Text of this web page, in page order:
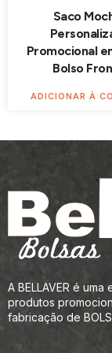
Saco
Promocional
Bolso
ADICIONAR À
A BELLAVER é
produtos
fabricação de